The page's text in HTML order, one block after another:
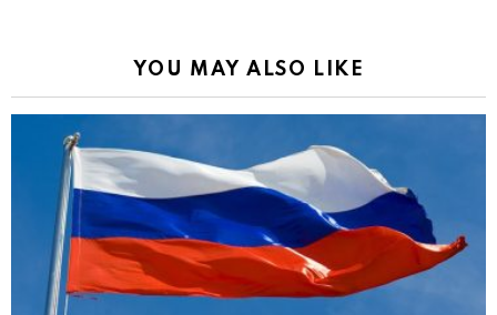
YOU MAY ALSO LIKE